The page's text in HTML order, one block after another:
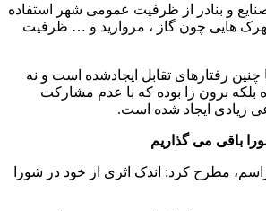
و بنادر از ظرفیت عمومی شهر استفاده
هایی چون گاز ، مروارید و … ظرفیت
چنین رفتارهای تقابل ایجادشده است و نه
بلکه برون زا بوده که با عدم مشارکت
زیادی ایجاد شده است.
باقی می گذاریم
مطرح کرد: اندک اثری از خود در شورا